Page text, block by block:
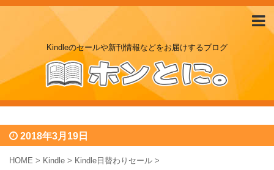
Kindleのセールや新刊情報などをお届けするブログ
2018年3月19日
HOME > Kindle > Kindle日替わりセール >